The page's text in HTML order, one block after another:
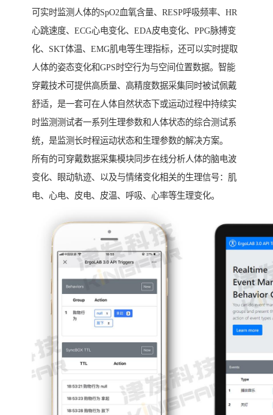
可实时监测人体的SpO2血氧含量、RESP呼吸频率、HR
心跳速度、ECG心电变化、EDA皮电变化、PPG脉搏变
化、SKT体温、EMG肌电等生理指标，还可以实时提取
人体的姿态变化和GPS时空行为与空间位置数据。智能
穿戴技术可提供高质量、高精度数据采集同时被试佩戴
舒适，是一套可在人体自然状态下或运动过程中持续实
时监测测试者一系列生理参数和人体状态的综合测试系
统，是监测长时程运动状态和生理参数的解决方案。
所有的可穿戴数据采集模块同步在线分析人体的脑电波
变化、眼动轨迹、以及与情绪变化相关的生理信号：肌
电、心电、皮电、皮温、呼吸、心率等生理变化。